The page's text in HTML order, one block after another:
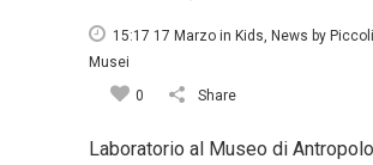
15:17 17 Marzo in Kids, News by
Musei
0
Share
Laboratorio al Museo di